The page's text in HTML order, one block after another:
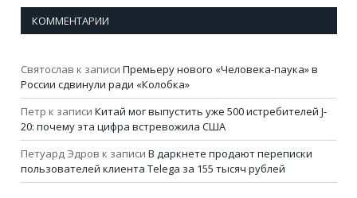
КОММЕНТАРИИ
Святослав к записи Премьеру нового «Человека-паука» в
России сдвинули ради «Колобка»
Петр к записи Китай мог выпустить уже 500 истребителей J-
20: почему эта цифра встревожила США
Петуард Эдров к записи В даркнете продают переписки
пользователей клиента Telega за 155 тысяч рублей